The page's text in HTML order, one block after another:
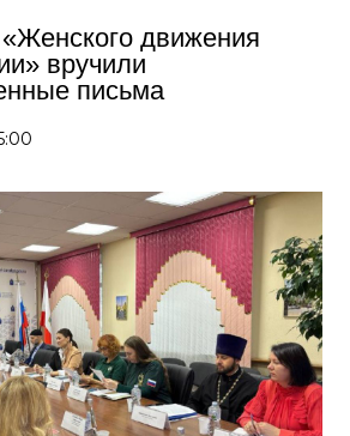
движения
вручили
письма